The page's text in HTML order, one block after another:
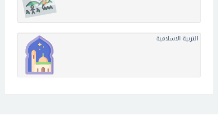
التربية الاسلامية